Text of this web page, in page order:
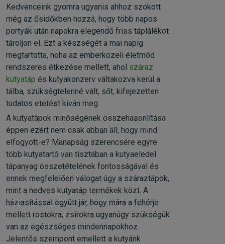
Kedvenceink gyomra ugyanis ahhoz szokott
még az ősidőkben hozzá, hogy több napos
portyák után napokra elegendő friss táplálékot
tároljon el. Ezt a készségét a mai napig
megtartotta, noha az emberközeli életmód
rendszeres étkezése mellett, ahol száraz
kutyatáp és kutyakonzerv váltakozva kerül a
tálba, szükségtelenné vált, sőt, kifejezetten
tudatos etetést kíván meg.
A kutyatápok minőségének összehasonlítása
éppen ezért nem csak abban áll, hogy mind
elfogyott-e? Manapság szerencsére egyre
több kutyatartó van tisztában a kutyaeledel
tápanyag összetételének fontosságával és
ennek megfelelően válogat úgy a száraztápok,
mint a nedves kutyatáp termékek közt. A
háziasítással együtt jár, hogy mára a fehérje
mellett rostokra, zsírokra ugyanúgy szükségük
van az egészséges mindennapokhoz.
Jelentős szempont emellett a kutyánk